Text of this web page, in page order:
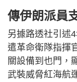
傳伊朗派員
另據路透社引述
遣革命衛隊指揮
關設備到也門，
武裝威脅紅海航